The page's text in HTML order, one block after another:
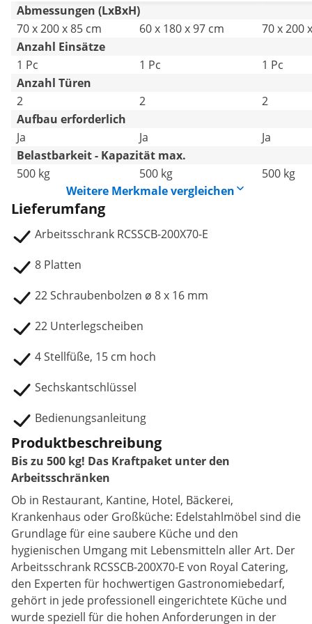
Abmessungen (LxBxH)
70 x 200 x 85 cm
60 x 180 x 97 cm
70 x 200
Anzahl Einsätze
1 Pc
1 Pc
1 Pc
Anzahl Türen
2
2
2
Aufbau erforderlich
Ja
Ja
Ja
Belastbarkeit - Kapazität max.
500 kg
500 kg
500 kg
Weitere Merkmale vergleichen
Lieferumfang
Arbeitsschrank RCSSCB-200X70-E
8 Platten
22 Schraubenbolzen ø 8 x 16 mm
22 Unterlegscheiben
4 Stellfüße, 15 cm hoch
Sechskantschlüssel
Bedienungsanleitung
Produktbeschreibung
Bis zu 500 kg! Das Kraftpaket unter den
Arbeitsschränken
Ob in Restaurant, Kantine, Hotel, Bäckerei,
Krankenhaus oder Großküche: Edelstahlmöbel sind die
Grundlage für eine saubere Küche und den
hygienischen Umgang mit Lebensmitteln aller Art. Der
Arbeitsschrank RCSSCB-200X70-E von Royal Catering,
den Experten für hochwertigen Gastronomiebedarf,
gehört in jede professionell eingerichtete Küche und
wurde speziell für die hohen Anforderungen in der